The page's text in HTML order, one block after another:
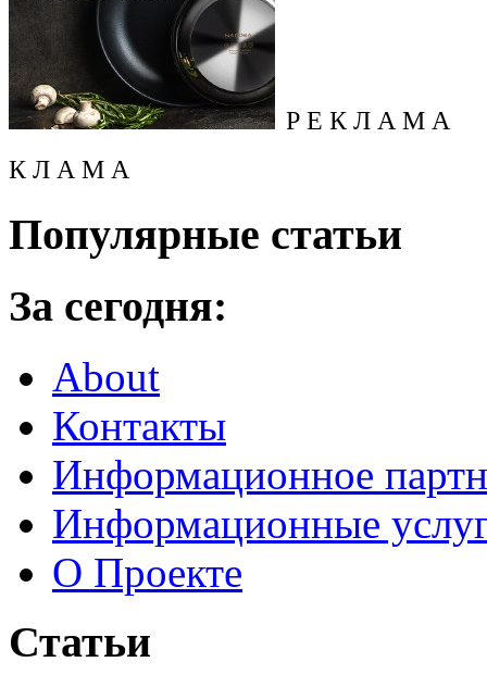
Р Е К Л А М А
К Л А М А
Популярные статьи
За сегодня:
About
Контакты
Информационное
Информационные
О Проекте
Статьи